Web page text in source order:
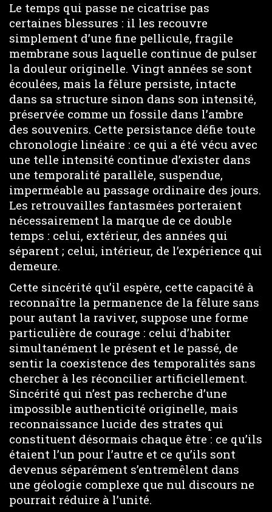
Le temps qui passe ne cicatrise pas
certaines blessures : il les recouvre
simplement d’une fine pellicule, fragile
membrane sous laquelle continue de pulser
la douleur originelle. Vingt années se sont
écoulées, mais la fêlure persiste, intacte
dans sa structure sinon dans son intensité,
préservée comme un fossile dans l’ambre
des souvenirs. Cette persistance défie toute
chronologie linéaire : ce qui a été vécu avec
une telle intensité continue d’exister dans
une temporalité parallèle, suspendue,
imperméable au passage ordinaire des jours.
Les retrouvailles fantasmées porteraient
nécessairement la marque de ce double
temps : celui, extérieur, des années qui
séparent ; celui, intérieur, de l’expérience qui
demeure.
Cette sincérité qu’il espère, cette capacité à
reconnaître la permanence de la fêlure sans
pour autant la raviver, suppose une forme
particulière de courage : celui d’habiter
simultanément le présent et le passé, de
sentir la coexistence des temporalités sans
chercher à les réconcilier artificiellement.
Sincérité qui n’est pas recherche d’une
impossible authenticité originelle, mais
reconnaissance lucide des strates qui
constituent désormais chaque être : ce qu’ils
étaient l’un pour l’autre et ce qu’ils sont
devenus séparément s’entremêlent dans
une géologie complexe que nul discours ne
pourrait réduire à l’unité.